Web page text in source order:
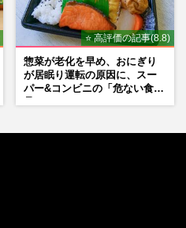
⭐ 高評価の記事(8.8)
惣菜が老化を早め、おにぎり
が居眠り運転の原因に、スー
パー&コンビニの「危ない食